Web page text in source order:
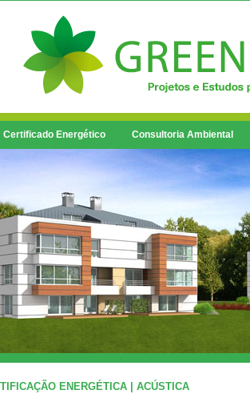
Certificado Energético Consultoria Ambiental
ENERGÉTICA | ACÚSTICA